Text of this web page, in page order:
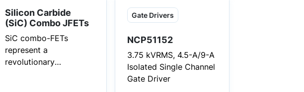
Silicon Carbide
(SiC) Combo JFETs
SiC combo-FETs
represent a
revolutionary
Gate Drivers
NCP51152
3.75 kVRMS, 4.5-A/9-A
Isolated Single Channel
Gate Driver